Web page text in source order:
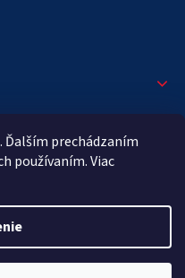
Ďalším prechádzaním
používaním. Viac
práva vyhradené.